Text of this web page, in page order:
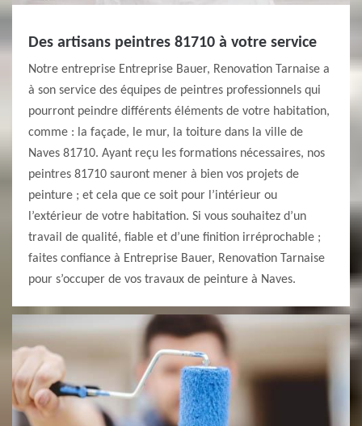
Des artisans peintres 81710 à votre service
Notre entreprise Entreprise Bauer, Renovation Tarnaise a
à son service des équipes de peintres professionnels qui
pourront peindre différents éléments de votre habitation,
comme : la façade, le mur, la toiture dans la ville de
Naves 81710. Ayant reçu les formations nécessaires, nos
peintres 81710 sauront mener à bien vos projets de
peinture ; et cela que ce soit pour l’intérieur ou
l’extérieur de votre habitation. Si vous souhaitez d’un
travail de qualité, fiable et d’une finition irréprochable ;
faites confiance à Entreprise Bauer, Renovation Tarnaise
pour s’occuper de vos travaux de peinture à Naves.